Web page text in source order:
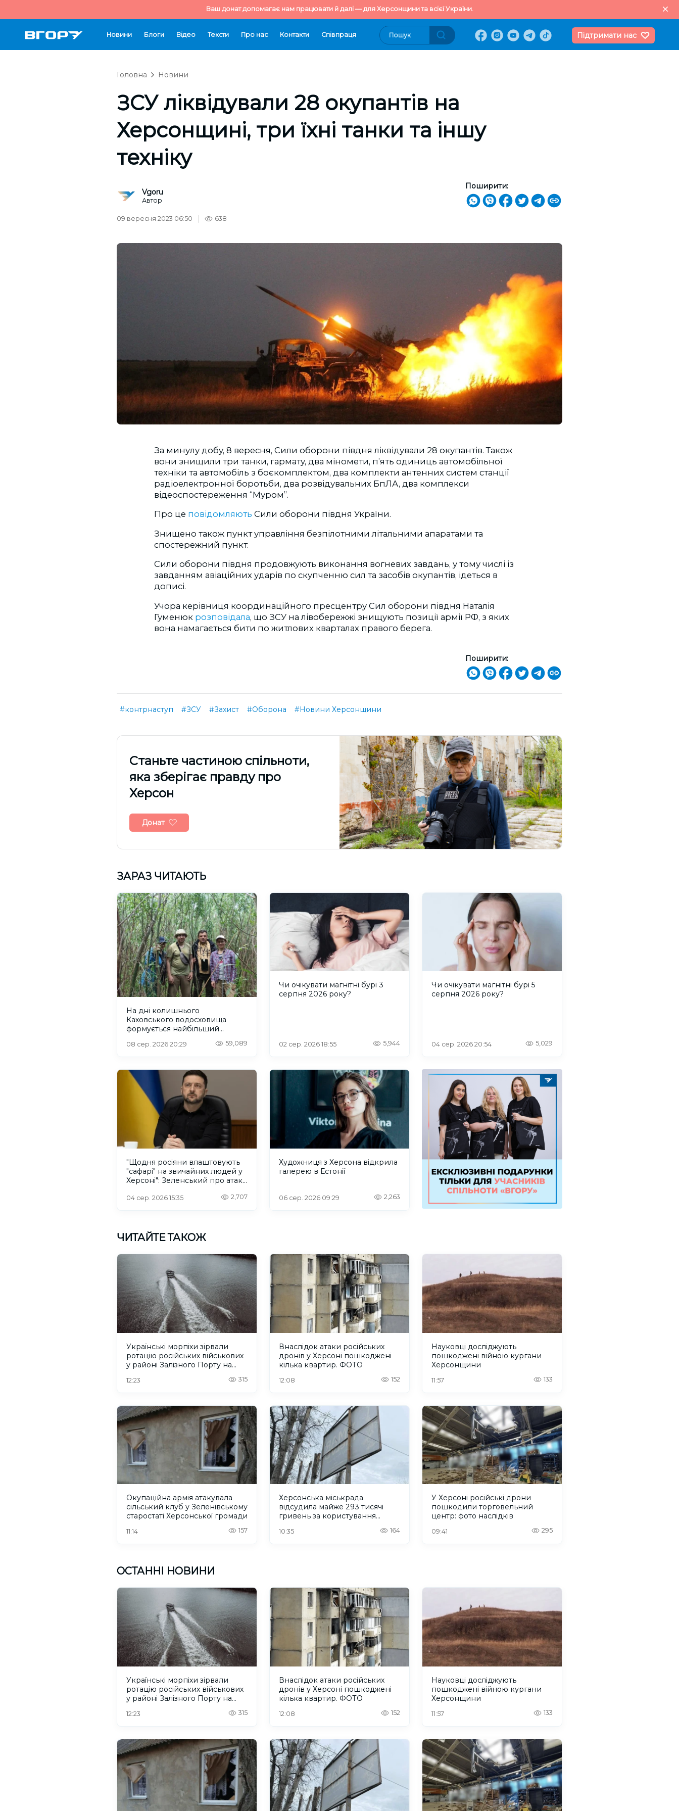
Ваш донат допомагає нам працювати й далі — для Херсонщини та всієї України.
Новини Блоги Відео Тексти Про нас Контакти Cпівпраця Підтримати нас
Головна Новини
ЗСУ ліквідували 28 окупантів на
Херсонщині, три їхні танки та іншу
техніку
Vgoru
Автор
Поширити:
09 вересня 2023 06:50 638
За минулу добу, 8 вересня, Сили оборони півдня ліквідували 28 окупантів. Також
вони знищили три танки, гармату, два міномети, п’ять одиниць автомобільної
техніки та автомобіль з боєкомплектом, два комплекти антенних систем станції
радіоелектронної боротьби, два розвідувальних БпЛА, два комплекси
відеоспостереження “Муром”.
Про це повідомляють Сили оборони півдня України.
Знищено також пункт управління безпілотними літальними апаратами та
спостережний пункт.
Сили оборони півдня продовжують виконання вогневих завдань, у тому числі із
завданням авіаційних ударів по скупченню сил та засобів окупантів, ідеться в
дописі.
Учора керівниця координаційного пресцентру Сил оборони півдня Наталія
Гуменюк розповідала, що ЗСУ на лівобережжі знищують позиції армії РФ, з яких
вона намагається бити по житлових кварталах правого берега.
Поширити:
#контрнаступ #ЗСУ #Захист #Оборона #Новини Херсонщини
Cтаньте частиною спільноти,
яка зберігає правду про
Херсон
Донат
ЗАРАЗ ЧИТАЮТЬ
На дні колишнього
Каховського водосховища
формується найбільший
08 сер. 2026 20:29 59,089
Чи очікувати магнітні бурі 3
серпня 2026 року?
02 сер. 2026 18:55 5,944
Чи очікувати магнітні бурі 5
серпня 2026 року?
04 сер. 2026 20:54 5,029
"Щодня росіяни влаштовують
"сафарі" на звичайних людей у
Херсоні": Зеленський про атаку
04 сер. 2026 15:35 2,707
Художниця з Херсона відкрила
галерею в Естонії
06 сер. 2026 09:29 2,263
ЧИТАЙТЕ ТАКОЖ
Українські морпіхи зірвали
ротацію російських військових
у районі Залізного Порту на
12:23 315
Внаслідок атаки російських
дронів у Херсоні пошкоджені
кілька квартир. ФОТО
12:08 152
Науковці досліджують
пошкоджені війною кургани
Херсонщини
11:57 133
Окупаційна армія атакувала
сільський клуб у Зеленівському
старостаті Херсонської громади
11:14 157
Херсонська міськрада
відсудила майже 293 тисячі
гривень за користування
10:35 164
У Херсоні російські дрони
пошкодили торговельний
центр: фото наслідків
09:41 295
ОСТАННІ НОВИНИ
Українські морпіхи зірвали
ротацію російських військових
у районі Залізного Порту на
12:23 315
Внаслідок атаки російських
дронів у Херсоні пошкоджені
кілька квартир. ФОТО
12:08 152
Науковці досліджують
пошкоджені війною кургани
Херсонщини
11:57 133